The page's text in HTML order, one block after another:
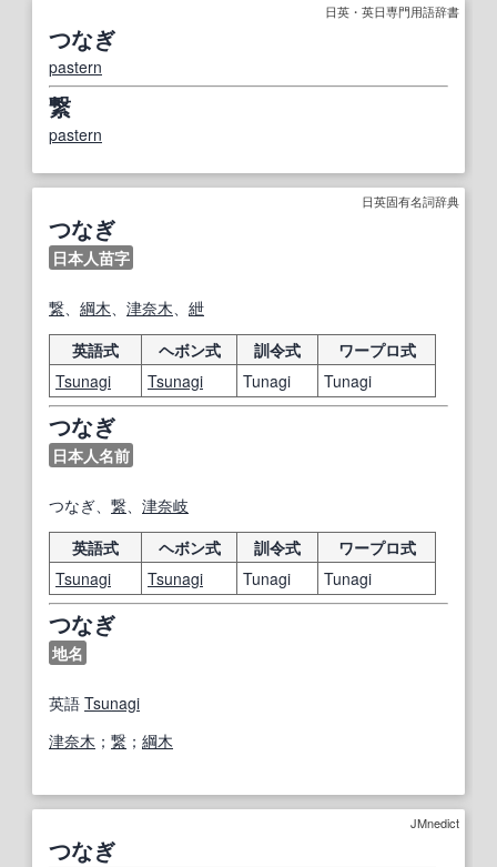
日英・英日専門用語辞書
つなぎ
pastern
繋
pastern
日英固有名詞辞典
つなぎ
日本人苗字
繋 綱木 津奈木
紲
英語式
ヘボン式 訓令式
ワープロ式
Tsunagi
Tsunagi Tunagi Tunagi
つなぎ
日本人名前
つなぎ、 繋 津奈岐
英語式
ヘボン式 訓令式
ワープロ式
Tsunagi
Tsunagi Tunagi Tunagi
つなぎ
地名
英語 Tsunagi
津奈木 ； 繋 ； 綱木
JMnedict
つなぎ